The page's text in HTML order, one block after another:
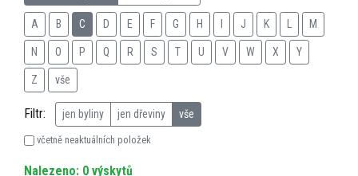
A B C D E F G H J K M
N O P Q R S T U V W X Y
Z vše
Filtr: jen byliny jen dřeviny vše
včetně neaktuálních položek
Nalezeno: 0 výskytů